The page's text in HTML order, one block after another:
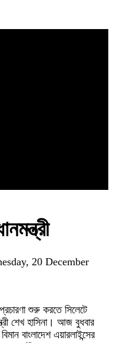
20 December
প্রচারণা শুরু করতে সিলেটে
শেখ হাসিনা। আজ বুধবার
বাংলাদেশ এয়ারলাইন্সের